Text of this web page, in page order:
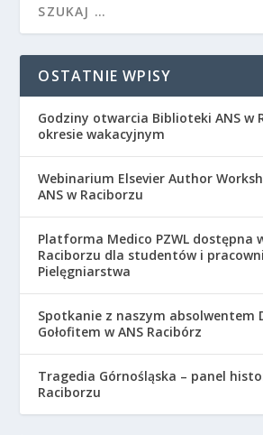
OSTATNIE WPISY
Godziny otwarcia Biblioteki ANS w
okresie wakacyjnym
Webinarium Elsevier Author
ANS w Raciborzu
Platforma Medico PZWL dostępna
Raciborzu dla studentów i
Pielęgniarstwa
Spotkanie z naszym absolwentem
Gołofitem w ANS Racibórz
Tragedia Górnośląska – panel
Raciborzu